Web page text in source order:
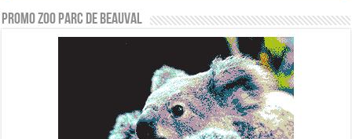
PROMO ZOO PARC DE BEAUVAL